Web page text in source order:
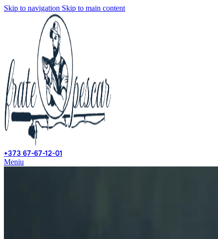
Skip to navigation Skip to main content
+373 67-67-12-01
Meniu